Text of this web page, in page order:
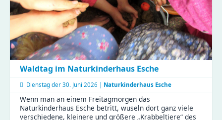
Waldtag im Naturkinderhaus Esche
Dienstag der 30. Juni 2026 | Naturkinderhaus Esche
Wenn man an einem Freitagmorgen das
Naturkinderhaus Esche betritt, wuseln dort ganz viele
verschiedene, kleinere und größere „Krabbeltiere“ des